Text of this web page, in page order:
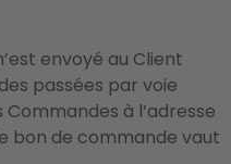
envoyé au Client
passées par voie
à l’adresse
bon de commande vaut